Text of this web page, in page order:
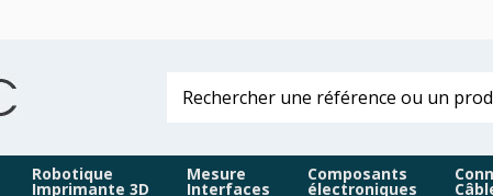
Robotique
Imprimante 3D
Mesure
Interfaces
Composants
électroniques